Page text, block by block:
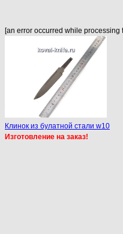
[an error occurred while processing
Клинок из булатной стали w10
Изготовление на заказ!